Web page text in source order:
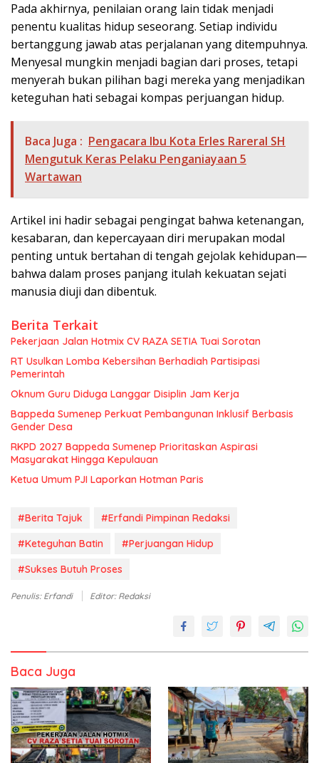
Pada akhirnya, penilaian orang lain tidak menjadi
penentu kualitas hidup seseorang. Setiap individu
bertanggung jawab atas perjalanan yang ditempuhnya.
Menyesal mungkin menjadi bagian dari proses, tetapi
menyerah bukan pilihan bagi mereka yang menjadikan
keteguhan hati sebagai kompas perjuangan hidup.
Baca Juga : Pengacara Ibu Kota Erles Rareral SH
Mengutuk Keras Pelaku Penganiayaan 5
Wartawan
Artikel ini hadir sebagai pengingat bahwa ketenangan,
kesabaran, dan kepercayaan diri merupakan modal
penting untuk bertahan di tengah gejolak kehidupan—
bahwa dalam proses panjang itulah kekuatan sejati
manusia diuji dan dibentuk.
Berita Terkait
Pekerjaan Jalan Hotmix CV RAZA SETIA Tuai Sorotan
RT Usulkan Lomba Kebersihan Berhadiah Partisipasi
Pemerintah
Oknum Guru Diduga Langgar Disiplin Jam Kerja
Bappeda Sumenep Perkuat Pembangunan Inklusif Berbasis
Gender Desa
RKPD 2027 Bappeda Sumenep Prioritaskan Aspirasi
Masyarakat Hingga Kepulauan
Ketua Umum PJI Laporkan Hotman Paris
#Berita Tajuk
#Erfandi Pimpinan Redaksi
#Keteguhan Batin
#Perjuangan Hidup
#Sukses Butuh Proses
Penulis: Erfandi Editor: Redaksi
Baca Juga